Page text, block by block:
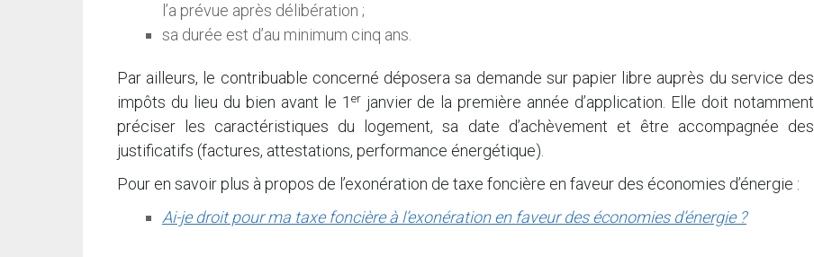
l’a prévue après délibération ;
sa durée est d’au minimum cinq ans.
Par ailleurs, le contribuable concerné déposera sa demande sur papier libre auprès du service des
impôts du lieu du bien avant le 1 erjanvier de la première année d’application. Elle doit notamment
préciser les caractéristiques du logement, sa date d’achèvement et être accompagnée des
justificatifs (factures, attestations, performance énergétique).
Pour en savoir plus à propos de l’exonération de taxe foncière en faveur des économies d’énergie :
Ai-je droit pour ma taxe foncière à l’exonération en faveur des économies d’énergie ?